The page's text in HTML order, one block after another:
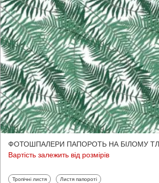
ФОТОШПАЛЕРИ ПАПОРОТЬ НА БІЛОМУ
Вартість залежить від розмірів
Фотошпалери
Тропічні листя Фотошпалери
Листя папороті